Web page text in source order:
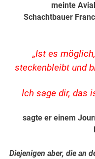
meinte
Schachtbauer
„Ist es
steckenbleibt und
Ich sage dir, das
sagte er einem
Diejenigen aber, die an